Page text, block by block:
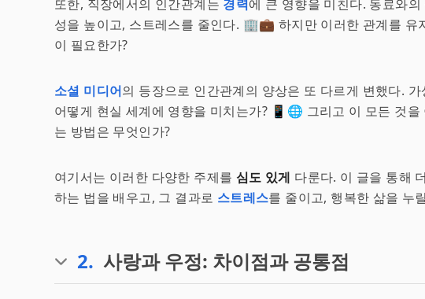
또한, 직장에서의 인간관계는 경력에 큰 영향을 미친다. 동료와
성을 높이고, 스트레스를 줄인다. 🏢💼 하지만 이러한 관계를 유
이 필요한가?
소셜 미디어의 등장으로 인간관계의 양상은 또 다르게 변했다.
어떻게 현실 세계에 영향을 미치는가? 📱🌐 그리고 이 모든 것을
는 방법은 무엇인가?
여기서는 이러한 다양한 주제를 심도 있게 다룬다. 이 글을 통해
하는 법을 배우고, 그 결과로 스트레스를 줄이고, 행복한 삶을 누
2. 사랑과 우정: 차이점과 공통점